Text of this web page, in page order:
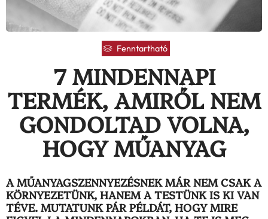
Fenntartható
7 MINDENNAPI
TERMÉK, AMIRŐL NEM
GONDOLTAD VOLNA,
HOGY MŰANYAG
A MŰANYAGSZENNYEZÉSNEK MÁR NEM CSAK A
KÖRNYEZETÜNK, HANEM A TESTÜNK IS KI VAN
TÉVE. MUTATUNK PÁR PÉLDÁT, HOGY MIRE